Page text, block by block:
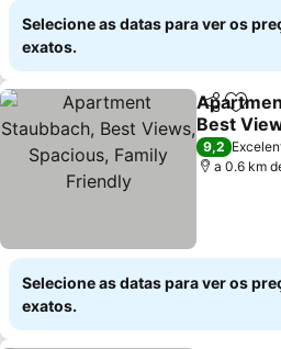
Selecione as datas para ver os
exatos.
Partilhar
Best
Family
Ver
9,2
a 0.6 km
Selecione as datas para ver os
exatos.